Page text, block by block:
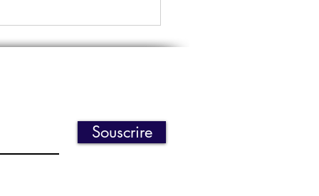
au centre de la
Souscrire